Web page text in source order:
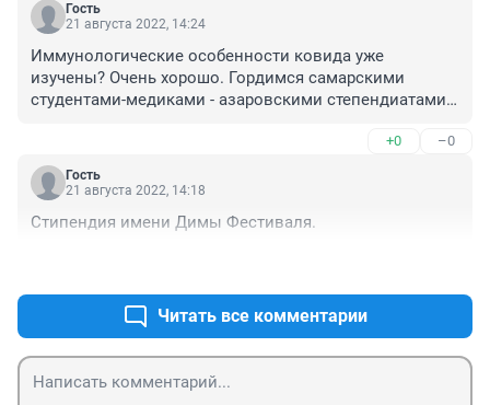
Гость
21 августа 2022, 14:24
Иммунологические особенности ковида уже
изучены? Очень хорошо. Гордимся самарскими
студентами-медиками - азаровскими степендиатами!
+0 –0
Гость
21 августа 2022, 14:18
Стипендия имени Димы Фестиваля.
Читать все комментарии